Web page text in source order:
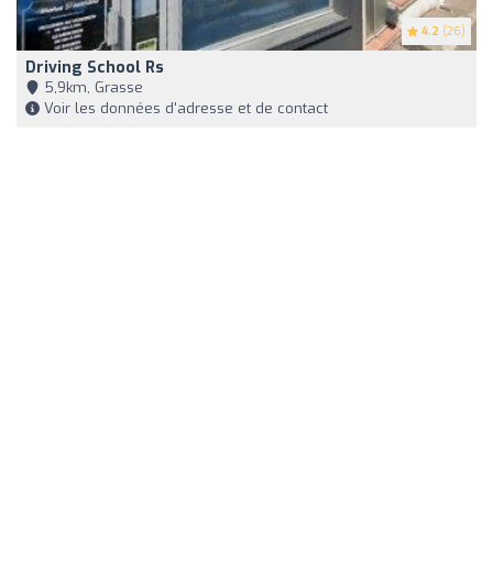
4.2 (26)
Driving School Rs
5,9km, Grasse
Voir les données d'adresse et de contact